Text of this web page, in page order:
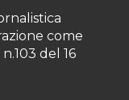
come
del 16